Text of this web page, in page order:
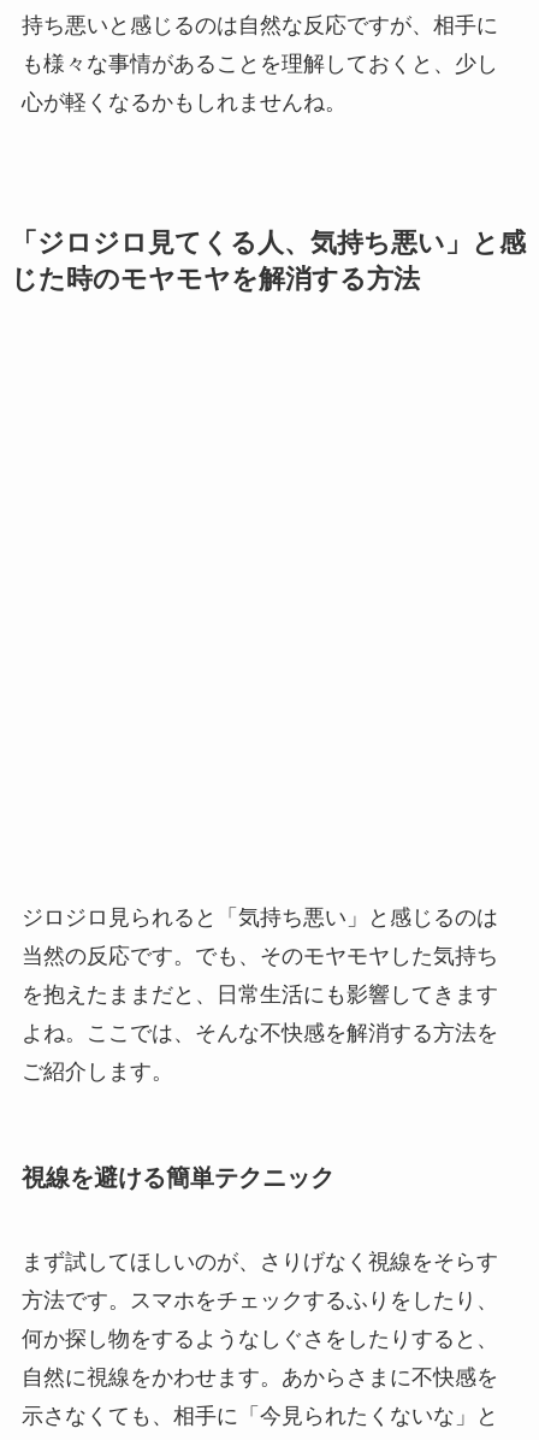
持ち悪いと感じるのは自然な反応ですが、相手に
も様々な事情があることを理解しておくと、少し
心が軽くなるかもしれませんね。
「ジロジロ見てくる人、気持ち悪い」と感
じた時のモヤモヤを解消する方法
ジロジロ見られると「気持ち悪い」と感じるのは
当然の反応です。でも、そのモヤモヤした気持ち
を抱えたままだと、日常生活にも影響してきます
よね。ここでは、そんな不快感を解消する方法を
ご紹介します。
視線を避ける簡単テクニック
まず試してほしいのが、さりげなく視線をそらす
方法です。スマホをチェックするふりをしたり、
何か探し物をするようなしぐさをしたりすると、
自然に視線をかわせます。あからさまに不快感を
示さなくても、相手に「今見られたくないな」と